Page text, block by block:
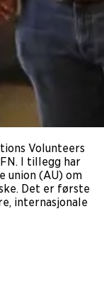
Volunteers
I tillegg har
union (AU) om
Det er første
internasjonale